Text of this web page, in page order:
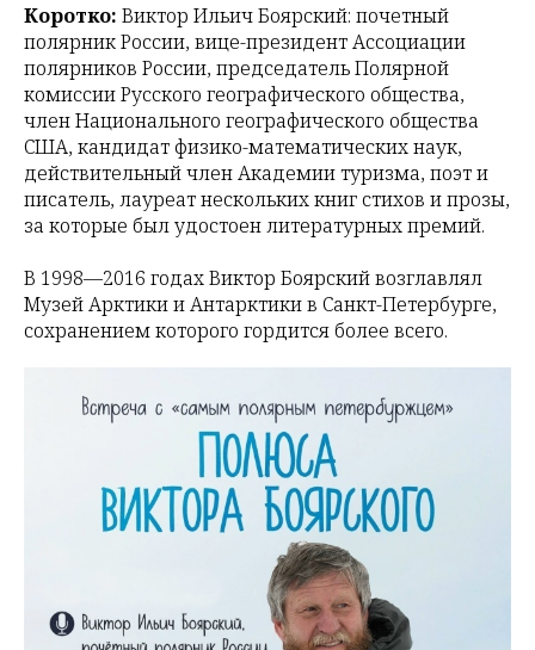
Коротко: Виктор Ильич Боярский: почетный
полярник России, вице-президент Ассоциации
полярников России, председатель Полярной
комиссии Русского географического общества,
член Национального географического общества
США, кандидат физико-математических наук,
действительный член Академии туризма, поэт и
писатель, лауреат нескольких книг стихов и прозы,
за которые был удостоен литературных премий.
В 1998—2016 годах Виктор Боярский возглавлял
Музей Арктики и Антарктики в Санкт-Петербурге,
сохранением которого гордится более всего.